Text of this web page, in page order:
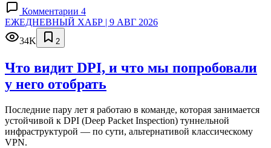
Комментарии 4
ЕЖЕДНЕВНЫЙ ХАБР | 9 АВГ 2026
34K
2
Что видит DPI, и что мы попробовали
у него отобрать
Последние пару лет я работаю в команде, которая занимается
устойчивой к DPI (Deep Packet Inspection) туннельной
инфраструктурой — по сути, альтернативой классическому
VPN.